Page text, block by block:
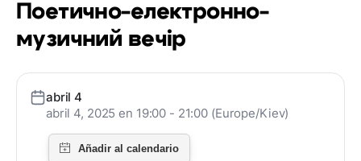
Поетично-електронно-
музичний вечір
abril 4
abril 4, 2025 en 19:00 - 21:00 (Europe/Kiev)